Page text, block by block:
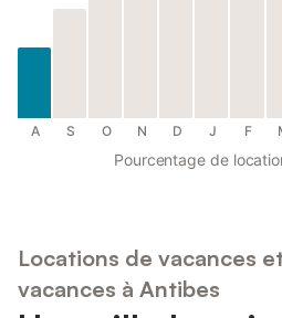
A S O N D J F
Pourcentage de
Locations de vacances
vacances à Antibes